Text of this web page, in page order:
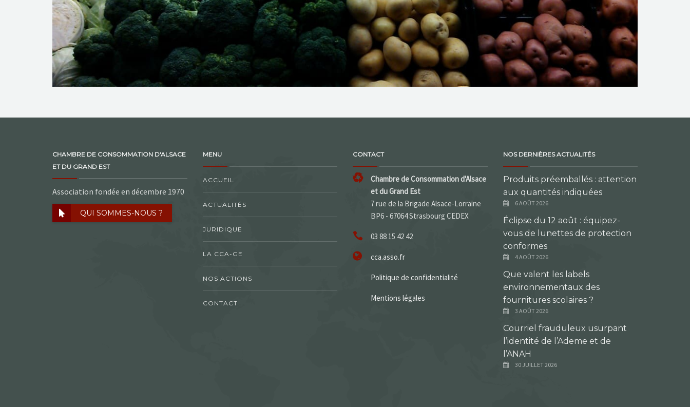
CHAMBRE DE CONSOMMATION D'ALSACE
ET DU GRAND EST
Association fondée en décembre 1970
QUI SOMMES-NOUS ?
MENU
ACCUEIL
ACTUALITÉS
JURIDIQUE
LA CCA-GE
NOS ACTIONS
CONTACT
CONTACT
Chambre de Consommation d'Alsace
et du Grand Est
7 rue de la Brigade Alsace-Lorraine
BP6 - 67064 Strasbourg CEDEX
03 88 15 42 42
cca.asso.fr
Politique de confidentialité
Mentions légales
NOS DERNIÈRES ACTUALITÉS
Produits préemballés : attention
aux quantités indiquées
6 AOÛT 2026
Éclipse du 12 août : équipez-
vous de lunettes de protection
conformes
4 AOÛT 2026
Que valent les labels
environnementaux des
fournitures scolaires ?
3 AOÛT 2026
Courriel frauduleux usurpant
l’identité de l’Ademe et de
l’ANAH
30 JUILLET 2026